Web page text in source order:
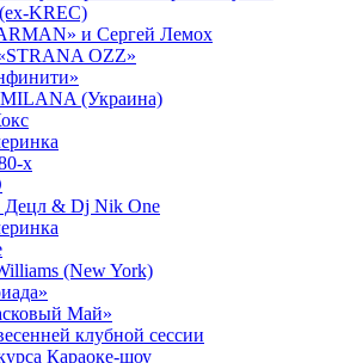
KREC)
и Сергей Лемох
OZZ»
(Украина)
х
Децл & Dj Nik One
(New York)
Май»
клубной сессии
Караоке-шоу